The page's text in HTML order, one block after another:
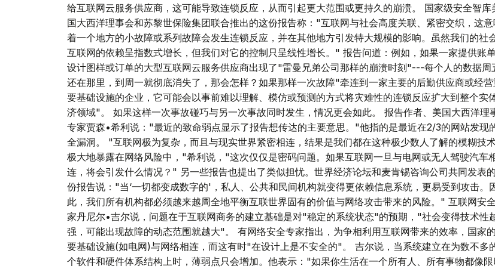
给互联网云服务供应商，这可能导致连锁反应，从而引起更大范围或更持久的崩溃。 国家级安全智库
国大西洋理事会和苏黎世保险集团联合推出的这份报告称："互联网与社会高度关联、紧密交织，这
着一个地方的小故障或系列故障会发生连锁反应，并在其他地方引发特大规模的影响。虽然我们的社
互联网的依赖呈指数式增长，但我们对它的控制只呈线性增长。" 报告问道：例如，如果一家提供账单
设计图样或订单的大型互联网云服务供应商出现了"雷曼兄弟公司那样的崩溃时刻"---每个人的数据周
还在那里，到周一就彻底消失了，那会怎样？如果那样一次故障"牵连到一家主要的后勤供应商或经
要基础设施的企业，它可能会以事前难以理解、模仿或预测的方式将灾难性的连锁反应扩大到整个实
济领域"。 如果这样一次事故碰巧与另一次事故同时发生，情况更会如此。 报告作者、美国大西洋理
专家贾森•希利说："最近的致命弱点显示了报告想传达的主要意思。"他指的是最近在2/3的网站发现
全漏洞。 "互联网极为复杂，而且与现实世界紧密相连，结果是我们都在这种极少数人了解的模糊技
极大地暴露在网络风险中，"希利说，"这次仅仅是密码问题。如果互联网一旦与电网或无人驾驶汽车
连，将会引发什么情况？" 另一些报告也提出了类似担忧。世界经济论坛和麦肯锡咨询公司共同发表
份报告说："当‘一切都变成数字的'，私人、公共和民间机构就变得更依赖信息系统，更易受到攻击。
此，我们所有机构都必须越来越周全地平衡互联世界固有的价值与网络攻击带来的风险。" 互联网安
家丹尼尔•吉尔说，问题在于互联网商务的建立基础是对"稳定的系统状态"的预期，"社会变得技术性
强，可能出现故障的动态范围就越大"。 有网络安全专家指出，为争相利用互联网带来的效率，国家
要基础设施(如电网)与网络相连，而这有时"在设计上是不安全的"。 吉尔说，当系统建立在为数不多
个软件和硬件体系结构上时，薄弱点只会增加。他表示："如果你生活在一个所有人、所有事物都像